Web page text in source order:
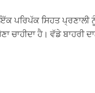
ਪਰਿਪੱਕ ਸਿਹਤ ਪ੍ਰਣਾਲੀ
ਚਾਹੀਦਾ ਹੈ। ਵੱਡੇ ਬਾਹਰੀ